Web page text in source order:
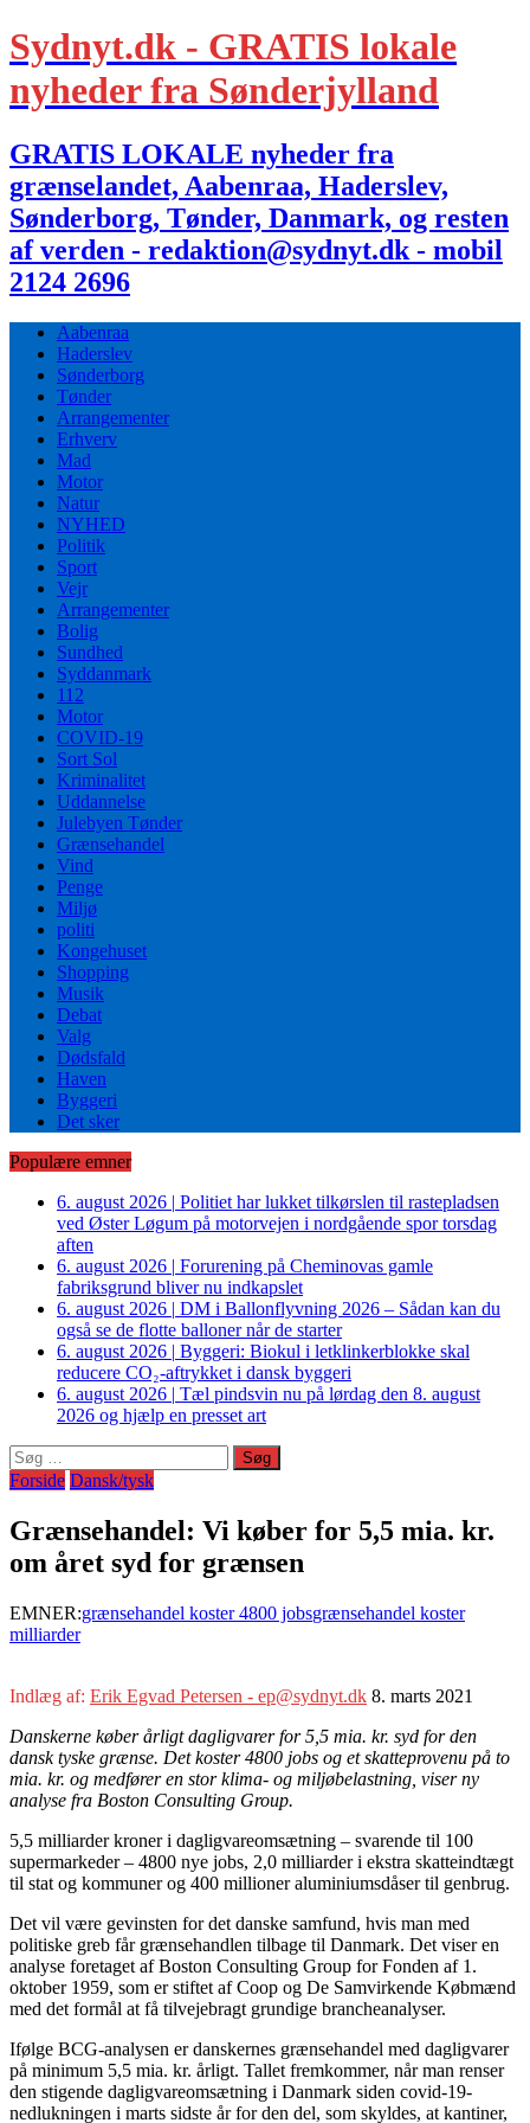
Sydnyt.dk - GRATIS lokale
nyheder fra Sønderjylland
GRATIS LOKALE nyheder fra
grænselandet, Aabenraa, Haderslev,
Sønderborg, Tønder, Danmark, og resten
af verden - redaktion@sydnyt.dk - mobil
2124 2696
Aabenraa
Haderslev
Sønderborg
Tønder
Arrangementer
Erhverv
Mad
Motor
Natur
NYHED
Politik
Sport
Vejr
Arrangementer
Bolig
Sundhed
Syddanmark
112
Motor
COVID-19
Sort Sol
Kriminalitet
Uddannelse
Julebyen Tønder
Grænsehandel
Vind
Penge
Miljø
politi
Kongehuset
Shopping
Musik
Debat
Valg
Dødsfald
Haven
Byggeri
Det sker
Populære emner
6. august 2026 | Politiet har lukket tilkørslen til rastepladsen
ved Øster Løgum på motorvejen i nordgående spor torsdag
aften
6. august 2026 | Forurening på Cheminovas gamle
fabriksgrund bliver nu indkapslet
6. august 2026 | DM i Ballonflyvning 2026 – Sådan kan du
også se de flotte balloner når de starter
6. august 2026 | Byggeri: Biokul i letklinkerblokke skal
reducere CO₂-aftrykket i dansk byggeri
6. august 2026 | Tæl pindsvin nu på lørdag den 8. august
2026 og hjælp en presset art
Søg
efter:
Forside Dansk/tysk
Grænsehandel: Vi køber for 5,5 mia. kr.
om året syd for grænsen
EMNER:grænsehandel koster 4800 jobsgrænsehandel koster
milliarder
Indlæg af: Erik Egvad Petersen - ep@sydnyt.dk 8. marts 2021
Danskerne køber årligt dagligvarer for 5,5 mia. kr. syd for den
dansk tyske grænse. Det koster 4800 jobs og et skatteprovenu på to
mia. kr. og medfører en stor klima- og miljøbelastning, viser ny
analyse fra Boston Consulting Group.
5,5 milliarder kroner i dagligvareomsætning – svarende til 100
supermarkeder – 4800 nye jobs, 2,0 milliarder i ekstra skatteindtægt
til stat og kommuner og 400 millioner aluminiumsdåser til genbrug.
Det vil være gevinsten for det danske samfund, hvis man med
politiske greb får grænsehandlen tilbage til Danmark. Det viser en
analyse foretaget af Boston Consulting Group for Fonden af 1.
oktober 1959, som er stiftet af Coop og De Samvirkende Købmænd
med det formål at få tilvejebragt grundige brancheanalyser.
Ifølge BCG-analysen er danskernes grænsehandel med dagligvarer
på minimum 5,5 mia. kr. årligt. Tallet fremkommer, når man renser
den stigende dagligvareomsætning i Danmark siden covid-19-
nedlukningen i marts sidste år for den del, som skyldes, at kantiner,